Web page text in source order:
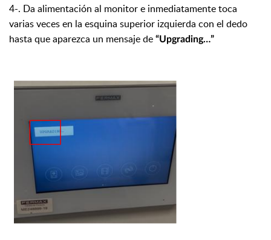
4-. Da alimentación al monitor e inmediatamente toca
variasveces en la esquina superior izquierda con el dedo
hasta que aparezca un mensajede “Upgrading…”